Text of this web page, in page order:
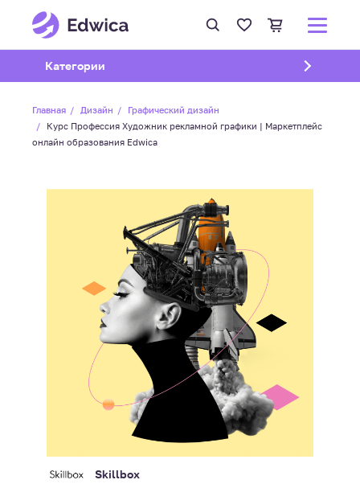
Открыть подменю
Категории
Главная Дизайн
Графический дизайн
Курс Профессия Художник рекламной графики | Маркетплейс
онлайн образования Edwica
Skillbox